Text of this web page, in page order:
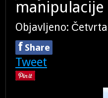
manipulacije
Objavljeno:
f Share
Tweet